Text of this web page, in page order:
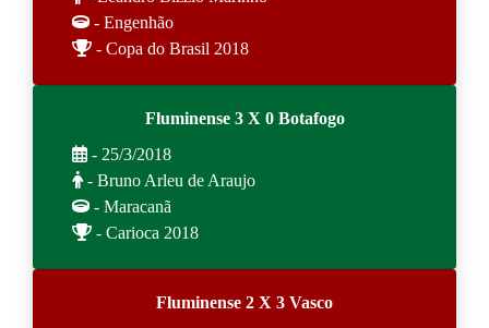
- Engenhão
- Copa do Brasil 2018
Fluminense 3 X 0 Botafogo
- 25/3/2018
- Bruno Arleu de Araujo
- Maracanã
- Carioca 2018
Fluminense 2 X 3 Vasco